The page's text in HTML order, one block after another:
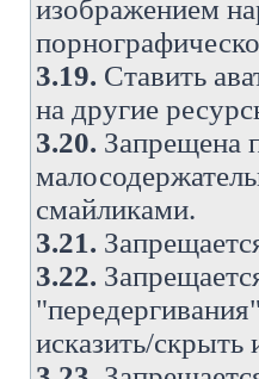
изображением
3.19. Ставить
на другие
3.20. Запрещена
смайликами.
3.21.
3.22.
исказить/